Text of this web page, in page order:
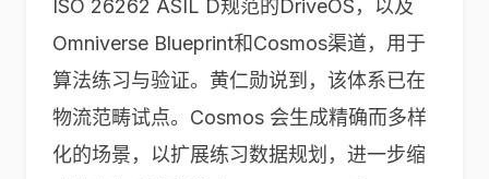
ISO 26262 ASIL D规范的DriveOS，以及
Omniverse Blueprint和Cosmos渠道，用于
算法练习与验证。黄仁勋说到，该体系已在
物流范畴试点。Cosmos 会生成精确而多样
化的场景，以扩展练习数据规划，进一步缩